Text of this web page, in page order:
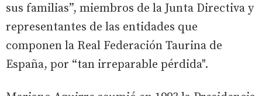
sus familias”, miembros de la Junta Directiva y
representantes de las entidades que
componen la Real Federación Taurina de
España, por “tan irreparable pérdida".